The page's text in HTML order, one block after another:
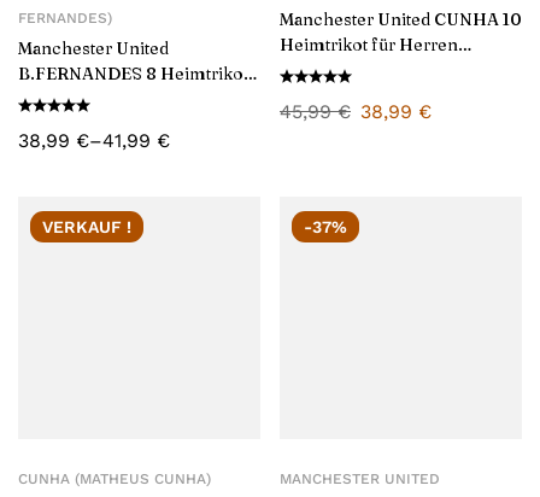
FERNANDES)
Manchester United
B.FERNANDES 8 Heimtrikot-
Set für Kinder und Herren
38,99 €–41,99 €
Manchester United CUNHA 10
Heimtrikot für Herren
2025/26
45,99€ 38,99 €
VERKAUF !
CUNHA (MATHEUS CUNHA)
-37%
MANCHESTER UNITED